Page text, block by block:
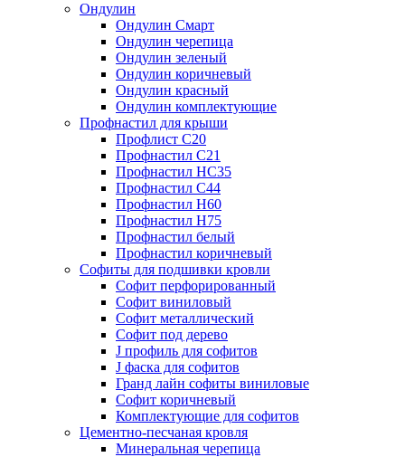
Ондулин
Ондулин Смарт
Ондулин черепица
Ондулин зеленый
Ондулин коричневый
Ондулин красный
Ондулин комплектующие
Профнастил для крыши
Профлист С20
Профнастил С21
Профнастил НС35
Профнастил С44
Профнастил Н60
Профнастил Н75
Профнастил белый
Профнастил коричневый
Софиты для подшивки кровли
Cофит перфорированный
Софит виниловый
Софит металлический
Софит под дерево
J профиль для софитов
J фаска для софитов
Гранд лайн софиты виниловые
Софит коричневый
Комплектующие для софитов
Цементно-песчаная кровля
Минеральная черепица